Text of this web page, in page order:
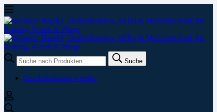
Suche
nach:
Suche
Geschäftskunde werden